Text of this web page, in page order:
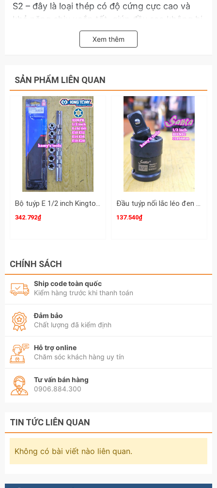
S2 – đây là loại thép có độ cứng cực cao và
khả năng chịu xoắn tốt, giúp đầu sao không bị
biến dạng khi gặp lực siết mạnh.
Thiết kế dạng đầu bit ép chặt vào đầu tuýp
rời
Đầu sao 12 cạnh M: Các cạnh được gia công
chính xác tuyệt đối để ôm khít vào đầu bu
lông, hạn chế tối đa tình trạng trượt hoặc làm
tròn đầu ốc.
Hãy liênh hệ với kamytools để biết thêm thông
tin chi tiết sản phẩm bộ tuýp lú đầu sao M 12
cạnh 1/2 inch Kingtony 4117PR 7 chi tiết M6
M8 M10 M12 M14 M16 M18
Xem thêm
SẢN PHẨM LIÊN QUAN
Bộ tuýp E 1/2 inch Kingtony 4106PR 6 chi tiết E10 E12 E14 E16 E18 E20
342.792₫
Đầu tuýp nối lắc léo đen gật gù xoay 360 độ Santa 1/2 inch dài 31x64mm BIEN92
137.540₫
CHÍNH SÁCH
Ship code toàn quốc
Kiểm hàng trước khi thanh toán
Đảm bảo
Chất lượng đã kiểm định
Hỗ trợ online
Chăm sóc khách hàng uy tín
Tư vấn bán hàng
0906.884.300
TIN TỨC LIÊN QUAN
Không có bài viết nào liên quan.